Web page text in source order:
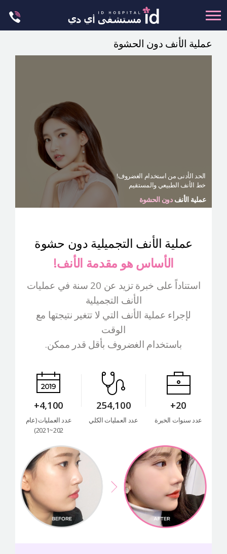
to
content
العمليات البسيطة
العيادة الجلدية
التقييم بصور السيلفي
عملية الأنف دون الحشوة
الحد الأدنى من استخدام الغضروف!
خط الأنف الطبيعي والمستقيم
عملية الأنف دون الحشوة
عملية الأنف التجميلية دون حشوة
الأساس هو مقدمة الأنف!
استناداً على خبرة تزيد عن 20 سنة في عمليات
الأنف التجميلية
لإجراء عملية الأنف التي لا تتغير نتيجتها مع
الوقت
باستخدام الغضروف بأقل قدر ممكن.
20+
عدد سنوات الخبرة
254,100
عدد العمليات الكلي
4,100+
عدد العمليات (عام
202~2021)